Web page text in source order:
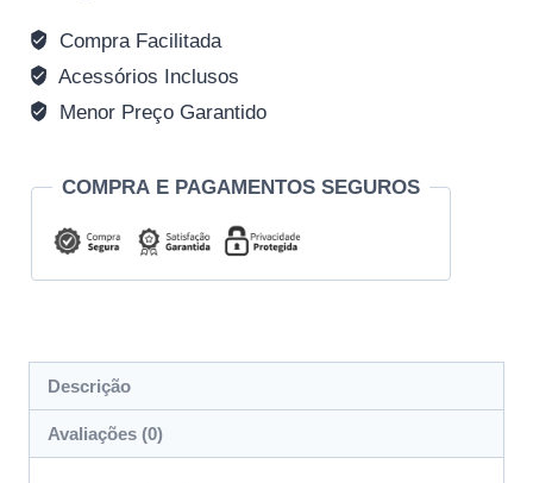
Compra Facilitada
Acessórios Inclusos
Menor Preço Garantido
COMPRA E PAGAMENTOS SEGUROS
Descrição
Avaliações (0)